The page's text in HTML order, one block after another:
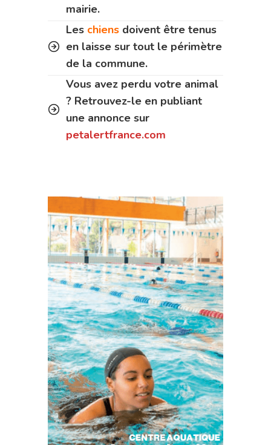
mairie.
Les chiens doivent être tenus
en laisse sur tout le périmètre
de la commune.
Vous avez perdu votre animal
? Retrouvez-le en publiant
une annonce sur
petalertfrance.com